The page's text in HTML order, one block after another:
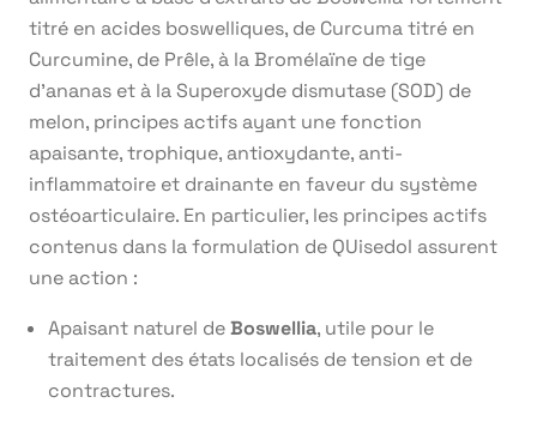
titré en acides boswelliques, de Curcuma titré en
Curcumine, de Prêle, à la Bromélaïne de tige
d’ananas et à la Superoxyde dismutase (SOD) de
melon, principes actifs ayant une fonction
apaisante, trophique, antioxydante, anti-
inflammatoire et drainante en faveur du système
ostéoarticulaire. En particulier, les principes actifs
contenus dans la formulation de QUisedol assurent
une action :
Apaisant naturel deBoswellia, utile pour le
traitement des états localisés de tension et de
contractures.